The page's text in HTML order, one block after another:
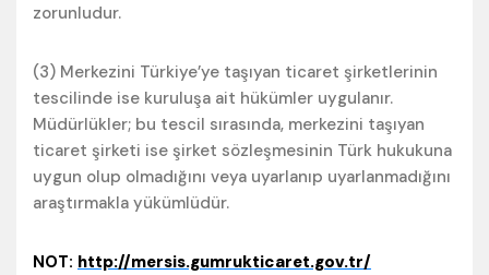
zorunludur.
(3) Merkezini Türkiye’ye taşıyan ticaret şirketlerinin
tescilinde ise kuruluşa ait hükümler uygulanır.
Müdürlükler; bu tescil sırasında, merkezini taşıyan
ticaret şirketi ise şirket sözleşmesinin Türk hukukuna
uygun olup olmadığını veya uyarlanıp uyarlanmadığını
araştırmakla yükümlüdür.
NOT: http://mersis.gumrukticaret.gov.tr/